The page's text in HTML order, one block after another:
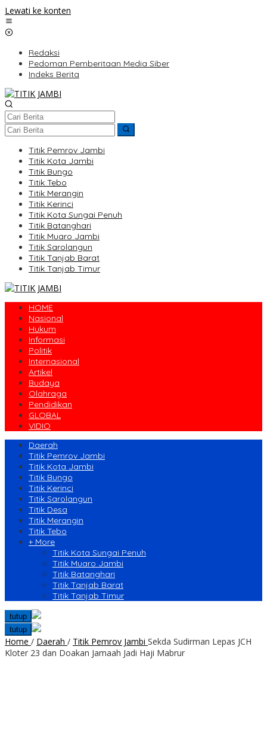
Lewati ke konten
Redaksi
Pedoman Pemberitaan Media Siber
Indeks Berita
Titik Pemrov Jambi
Titik Kota Jambi
Titik Bungo
Titik Tebo
Titik Merangin
Titik Kerinci
Titik Kota Sungai Penuh
Titik Batanghari
Titik Muaro Jambi
Titik Sarolangun
Titik Tanjab Barat
Titik Tanjab Timur
HOME
Nasional
Hukum
Informasi
Politik
Internasional
Artikel
Budaya
Olahraga
Pendidikan
GLOBAL
VIDIO
Daerah
Titik Pemrov Jambi
Titik Kota Jambi
Titik Bungo
Titik Kerinci
Titik Sarolangun
Titik Desa
Titik Merangin
Titik Tebo
+ More
Titik Kota Sungai Penuh
Titik Muaro Jambi
Titik Batanghari
Titik Tanjab Barat
Titik Tanjab Timur
tutup
tutup
Home / Daerah / Titik Pemrov Jambi Sekda Sudirman Lepas JCH
Kloter 23 dan Doakan Jamaah Jadi Haji Mabrur